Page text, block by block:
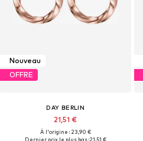
Nouveau
OFFRE
DAY BERLIN
21,51 €
À l'origine : 23,90 €
Dernier prix le plus bas :21,51 €